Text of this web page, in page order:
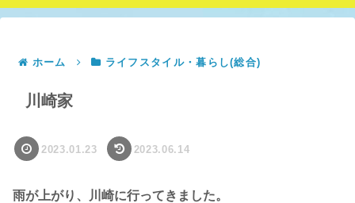
ホーム ライフスタイル・暮らし(総合)
川崎家
2023.01.23 2023.06.14
雨が上がり、川崎に行ってきました。